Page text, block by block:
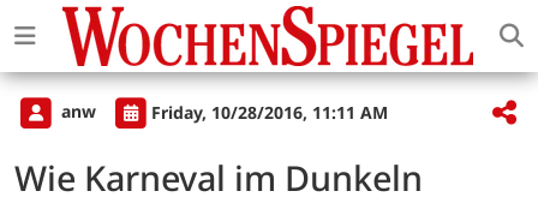
anw Friday, 10/28/2016, 11:11 AM
Wie Karneval im Dunkeln